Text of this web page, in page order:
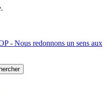
- Nous redonnons un sens aux